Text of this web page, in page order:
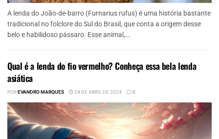
A lenda do João-de-barro (Furnarius rufus) é uma história bastante
tradicional no folclore do Sul do Brasil, que conta a origem desse
belo e habilidoso pássaro. Esse animal,...
Qual é a lenda do fio vermelho? Conheça essa bela lenda
asiática
POREVANDRO MARQUES 24 DE ABRIL DE 2024 0